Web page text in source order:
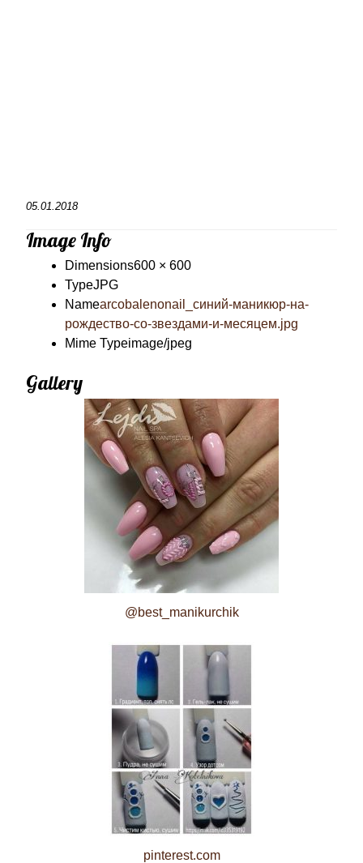
05.01.2018
Image Info
Dimensions600 × 600
TypeJPG
Namearcobalenonail_синий-маникюр-на-
рождество-со-звездами-и-месяцем.jpg
Mime Typeimage/jpeg
Gallery
@best_manikurchik
pinterest.com